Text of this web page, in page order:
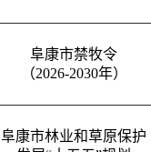
阜康市禁牧令
（2026-2030年）
阜康市林业和草原保护